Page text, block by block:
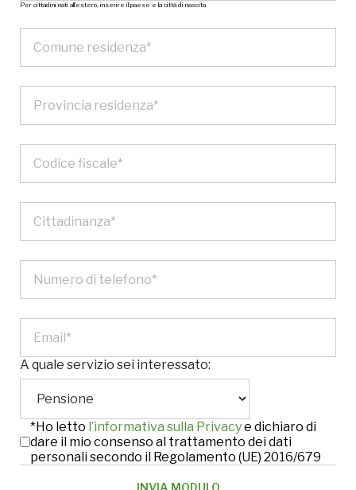
Per cittadini nati all’estero, inserire il paese e la città di nascita
A quale servizio sei interessato:
*Ho letto l’informativa sulla Privacye dichiaro di
dare il mio consenso al trattamento dei dati
personali secondo il Regolamento (UE) 2016/679